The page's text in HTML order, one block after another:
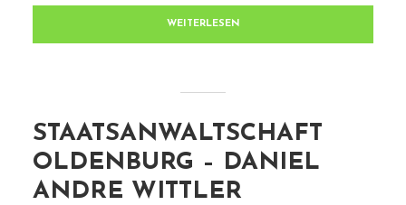
WEITERLESEN
STAATSANWALTSCHAFT
OLDENBURG – DANIEL
ANDRE WITTLER